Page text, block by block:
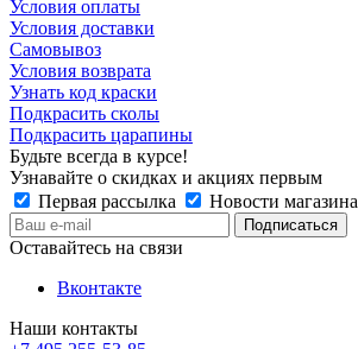
Условия оплаты
Условия доставки
Самовывоз
Условия возврата
Узнать код краски
Подкрасить сколы
Подкрасить царапины
Будьте всегда в курсе!
Узнавайте о скидках и акциях первым
Первая рассылка
Новости магазина
Оставайтесь на связи
Вконтакте
Наши контакты